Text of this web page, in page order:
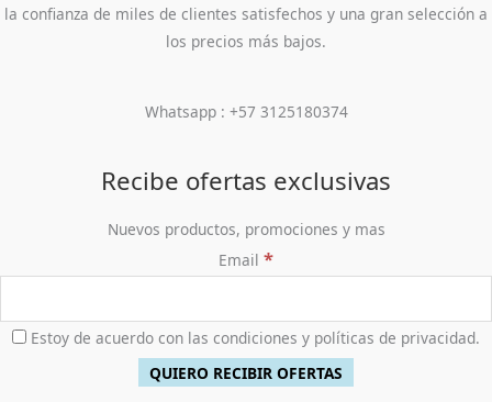
la confianza de miles de clientes satisfechos y una gran selección a
los precios más bajos.
Whatsapp : +57 3125180374
Recibe ofertas exclusivas
Nuevos productos, promociones y mas
Email *
Estoy de acuerdo con las condiciones y políticas de privacidad.